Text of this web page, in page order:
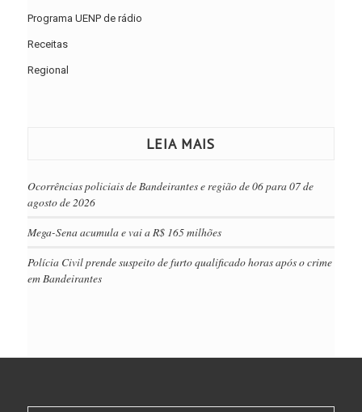
Programa UENP de rádio
Receitas
Regional
LEIA MAIS
Ocorrências policiais de Bandeirantes e região de 06 para 07 de
agosto de 2026
Mega-Sena acumula e vai a R$ 165 milhões
Polícia Civil prende suspeito de furto qualificado horas após o crime
em Bandeirantes